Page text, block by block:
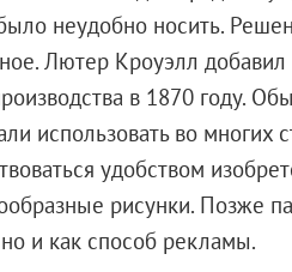
неудобно носить.
Лютер Кроуэлл добавил
в 1870 году.
использовать во многих
удобством
рисунки. Позже
но и как способ рекламы.